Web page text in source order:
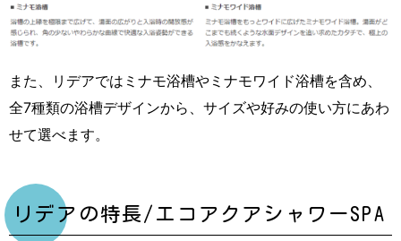
また、リデアではミナモ浴槽やミナモワイド浴槽を含め、
全7種類の浴槽デザインから、サイズや好みの使い方にあわ
せて選べます。
リデアの特長/エコアクアシャワーSPA